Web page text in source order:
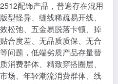
配饰产品，普遍存在混用
型怪异、缝线稀疏易开线、
松弛、五金易脱落卡顿、掉
合度差、无品质质保、无合
问题，低端劣质产品存量替
消费群体、精致穿搭圈层、
场、年轻潮流消费群体、线